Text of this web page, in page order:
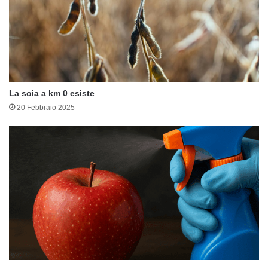
La soia a km 0 esiste
20 Febbraio 2025